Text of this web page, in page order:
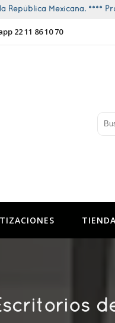
República Mexicana. ****
22 11 86 10 70
TIENDA